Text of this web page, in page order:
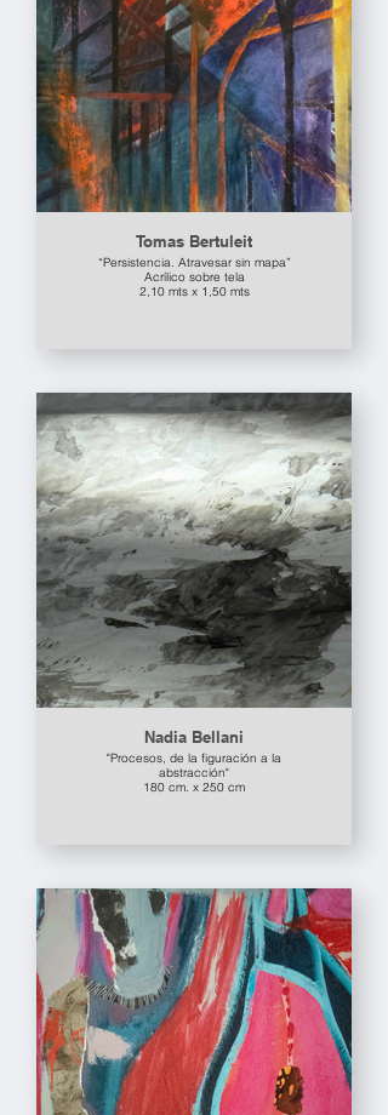
Tomas Bertuleit
“Persistencia. Atravesar sin mapa”
Acrílico sobre tela
2,10 mts x 1,50 mts
Nadia Bellani
"Procesos, de la figuración a la
abstracción"
180 cm. x 250 cm